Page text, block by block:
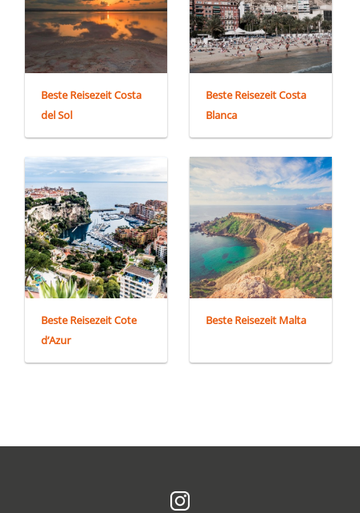
Beste Reisezeit Costa
del Sol
Beste Reisezeit Costa
Blanca
Beste Reisezeit Cote
d’Azur
Beste Reisezeit Malta